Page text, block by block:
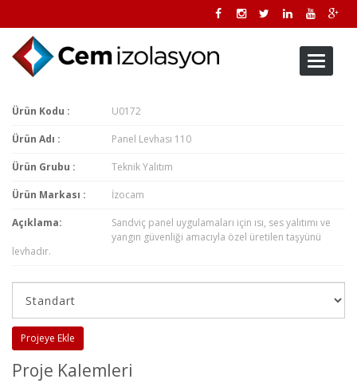
Toggle
Ürün Kodu : U0172
Ürün Adı : Panel Levhası 110
Ürün Grubu : Teknik Yalıtım
Ürün Markası : İzocam
Açıklama:
Sandviç panel uygulamaları için ısı, ses yalıtımı ve
yangın güvenliği amacıyla özel üretilen taşyünü
levhadır.
Projeye Ekle
Proje Kalemleri